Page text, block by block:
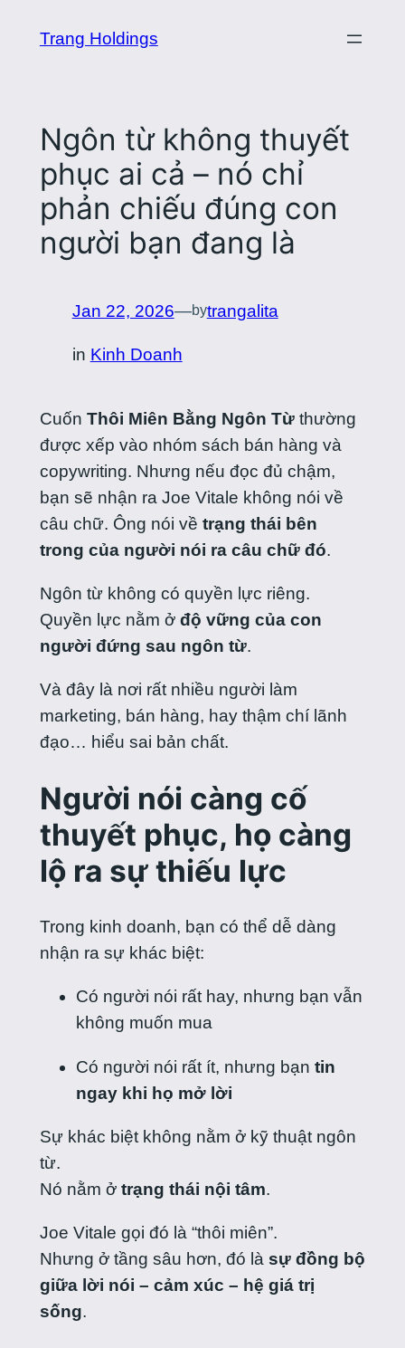
Trang Holdings
Ngôn từ không thuyết
phục ai cả – nó chỉ
phản chiếu đúng con
người bạn đang là
Jan 22, 2026—bytrangalita
in Kinh Doanh
Cuốn Thôi Miên Bằng Ngôn Từthường
được xếp vào nhóm sách bán hàng và
copywriting. Nhưng nếu đọc đủ chậm,
bạn sẽ nhận ra Joe Vitale không nói về
câu chữ. Ông nói về trạng thái bên
trong của người nói ra câu chữ đó.
Ngôn từ không có quyền lực riêng.
Quyền lực nằm ở độ vững của con
người đứng sau ngôn từ.
Và đây là nơi rất nhiều người làm
marketing, bán hàng, hay thậm chí lãnh
đạo… hiểu sai bản chất.
Người nói càng cố
thuyết phục, họ càng
lộ ra sự thiếu lực
Trong kinh doanh, bạn có thể dễ dàng
nhận ra sự khác biệt:
Có người nói rất hay, nhưng bạn vẫn
không muốn mua
Có người nói rất ít, nhưng bạn tin
ngay khi họ mở lời
Sự khác biệt không nằm ở kỹ thuật ngôn
từ.
Nó nằm ở trạng thái nội tâm.
Joe Vitale gọi đó là “thôi miên”.
Nhưng ở tầng sâu hơn, đó là sự đồng bộ
giữa lời nói – cảm xúc – hệ giá trị
sống.